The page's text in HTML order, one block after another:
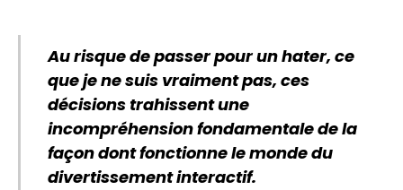
Au risque de passer pour un hater, ce
que je ne suis vraiment pas, ces
décisions trahissent une
incompréhension fondamentale de la
façon dont fonctionne le monde du
divertissement interactif.